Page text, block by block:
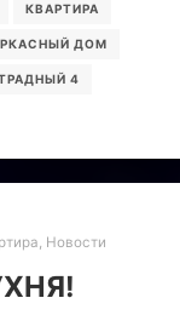
КВАРТИРА
ДОМ
4
, Новости